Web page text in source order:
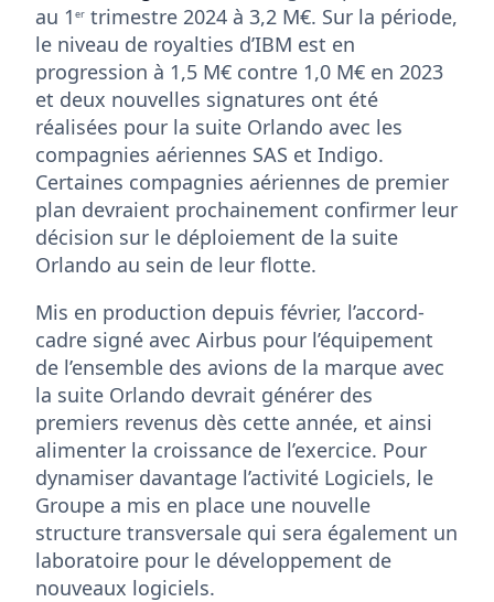
au 1 er trimestre 2024 à 3,2 M€. Sur la période,
le niveau de royalties d’IBM est en
progression à 1,5 M€ contre 1,0 M€ en 2023
et deux nouvelles signatures ont été
réalisées pour la suite Orlando avec les
compagnies aériennes SAS et Indigo.
Certaines compagnies aériennes de premier
plan devraient prochainement confirmer leur
décision sur le déploiement de la suite
Orlando au sein de leur flotte.
Mis en production depuis février, l’accord-
cadre signé avec Airbus pour l’équipement
de l’ensemble des avions de la marque avec
la suite Orlando devrait générer des
premiers revenus dès cette année, et ainsi
alimenter la croissance de l’exercice. Pour
dynamiser davantage l’activité Logiciels, le
Groupe a mis en place une nouvelle
structure transversale qui sera également un
laboratoire pour le développement de
nouveaux logiciels.